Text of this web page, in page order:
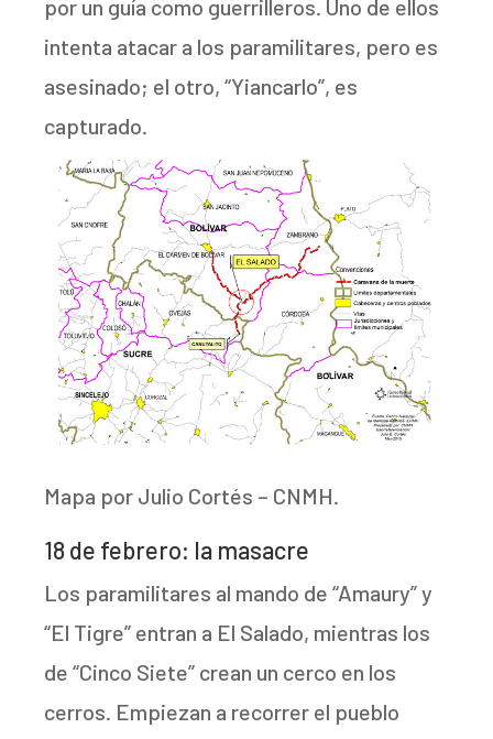
por un guía como guerrilleros. Uno de ellos
intenta atacar a los paramilitares, pero es
asesinado; el otro, “Yiancarlo”, es
capturado.
Mapa por Julio Cortés – CNMH.
18 de febrero: la masacre
Los paramilitares al mando de “Amaury” y
“El Tigre” entran a El Salado, mientras los
de “Cinco Siete” crean un cerco en los
cerros. Empiezan a recorrer el pueblo